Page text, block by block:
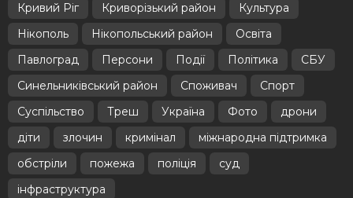
Кривий Ріг
Криворізький район
Культура
Нікополь
Нікопольський район
Освіта
Павлоград
Персони Події Політика
СБУ
Синельниківський район
Споживач
Спорт
Суспільство
Треш Україна Фото
дрони
діти
злочин кримінал
міжнародна підтримка
обстріли
пожежа поліція
суд
інфраструктура